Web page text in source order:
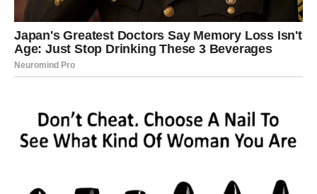
Na finansijskom planu očekuje vas postepeno
poboljšanje.
Strijelčevima zvijezde donose neočekivanu priliku za
napredak. Budite spremni prihvatiti izazov jer bi vam